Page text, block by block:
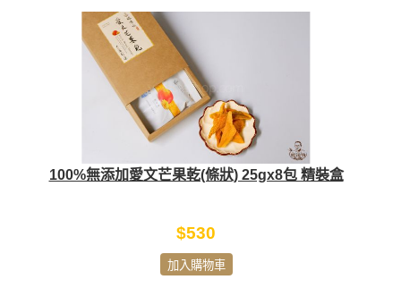
100%無添加愛文芒果乾(條狀) 25gx8包 精裝盒
$530
加入購物車